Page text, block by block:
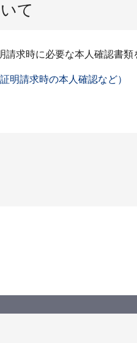
て
請求時に必要な本人確認書類
明請求時の本人確認など）